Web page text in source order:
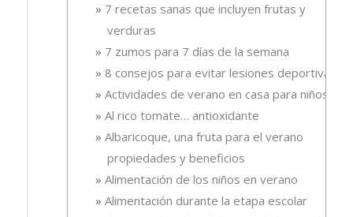
7 recetas sanas que incluyen frutas y
verduras
7 zumos para 7 días de la semana
8 consejos para evitar lesiones deportivas
Actividades de verano en casa para niños
Al rico tomate… antioxidante
Albaricoque, una fruta para el verano
propiedades y beneficios
Alimentación de los niños en verano
Alimentación durante la etapa escolar